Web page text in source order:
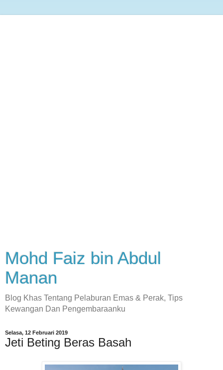
Mohd Faiz bin Abdul
Manan
Blog Khas Tentang Pelaburan Emas & Perak, Tips
Kewangan Dan Pengembaraanku
Selasa, 12 Februari 2019
Jeti Beting Beras Basah